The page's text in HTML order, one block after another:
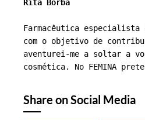
Rita Borba
Farmacêutica especialista
com o objetivo de
aventurei-me a soltar a
cosmética. No FEMINA
Share on Social Media